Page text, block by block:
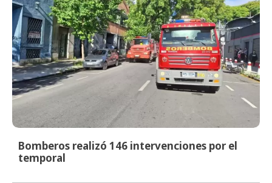
Bomberos realizó 146 intervenciones por el
temporal